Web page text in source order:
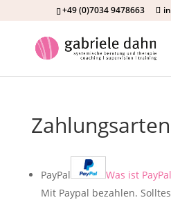
+49 (0)7034 9478663
Zahlungsarten
PayPal
Was ist
Mit Paypal bezahlen.